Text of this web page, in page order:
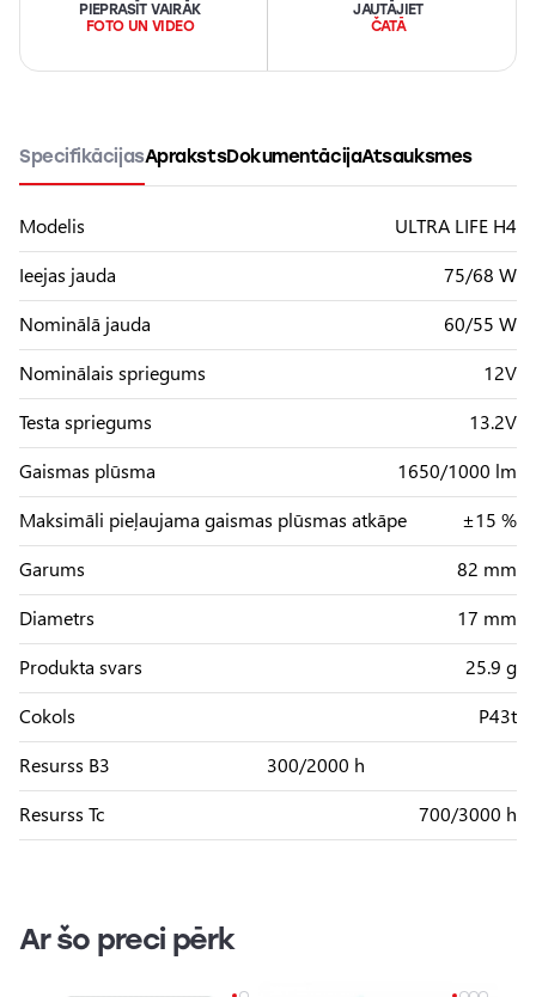
PIEPRASĪT VAIRĀK
FOTO UN VIDEO
JAUTĀJIET
ČATĀ
SpecifikācijasAprakstsDokumentācijaAtsauksmes
Modelis
ULTRA LIFE H4
Ieejas jauda
75/68 W
Nominālā jauda
60/55 W
Nominālais spriegums
12V
Testa spriegums
13.2V
Gaismas plūsma
1650/1000 lm
Maksimāli pieļaujama gaismas plūsmas atkāpe
±15 %
Garums
82 mm
Diametrs
17 mm
Produkta svars
25.9 g
Cokols
P43t
Resurss B3
300/2000 h
Resurss Tc
700/3000 h
Ar šo preci pērk